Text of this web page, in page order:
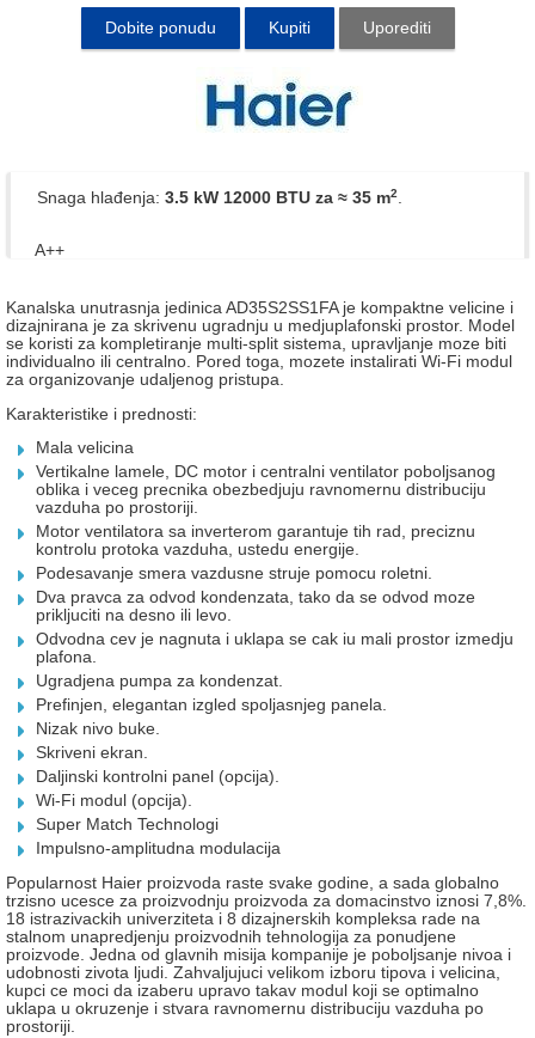
Dobite ponudu Kupiti Uporediti
Snaga hlađenja: 3.5 kW 12000 BTU za ≈ 35 m2.
A++
Kanalska unutrasnja jedinica AD35S2SS1FA je kompaktne velicine i
dizajnirana je za skrivenu ugradnju u medjuplafonski prostor. Model
se koristi za kompletiranje multi-split sistema, upravljanje moze biti
individualno ili centralno. Pored toga, mozete instalirati Wi-Fi modul
za organizovanje udaljenog pristupa.
Karakteristike i prednosti:
Mala velicina
Vertikalne lamele, DC motor i centralni ventilator poboljsanog
oblika i veceg precnika obezbedjuju ravnomernu distribuciju
vazduha po prostoriji.
Motor ventilatora sa inverterom garantuje tih rad, preciznu
kontrolu protoka vazduha, ustedu energije.
Podesavanje smera vazdusne struje pomocu roletni.
Dva pravca za odvod kondenzata, tako da se odvod moze
prikljuciti na desno ili levo.
Odvodna cev je nagnuta i uklapa se cak iu mali prostor izmedju
plafona.
Ugradjena pumpa za kondenzat.
Prefinjen, elegantan izgled spoljasnjeg panela.
Nizak nivo buke.
Skriveni ekran.
Daljinski kontrolni panel (opcija).
Wi-Fi modul (opcija).
Super Match Technologi
Impulsno-amplitudna modulacija
Popularnost Haier proizvoda raste svake godine, a sada globalno
trzisno ucesce za proizvodnju proizvoda za domacinstvo iznosi 7,8%.
18 istrazivackih univerziteta i 8 dizajnerskih kompleksa rade na
stalnom unapredjenju proizvodnih tehnologija za ponudjene
proizvode. Jedna od glavnih misija kompanije je poboljsanje nivoa i
udobnosti zivota ljudi. Zahvaljujuci velikom izboru tipova i velicina,
kupci ce moci da izaberu upravo takav modul koji se optimalno
uklapa u okruzenje i stvara ravnomernu distribuciju vazduha po
prostoriji.